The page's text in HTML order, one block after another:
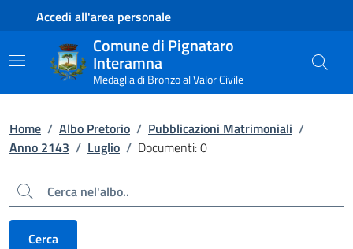
Contenuto principale
Piede di paginaAccedi all'area personale
Comune di Pignataro
Interamna
Medaglia di Bronzo al Valor Civile
Home / Albo Pretorio / Pubblicazioni Matrimoniali /
Anno 2143 / Luglio / Documenti: 0
Cerca
Cerca